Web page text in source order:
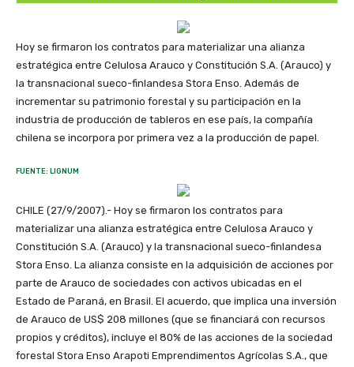
Hoy se firmaron los contratos para materializar una alianza
estratégica entre Celulosa Arauco y Constitución S.A. (Arauco) y
la transnacional sueco-finlandesa Stora Enso. Además de
incrementar su patrimonio forestal y su participación en la
industria de producción de tableros en ese país, la compañía
chilena se incorpora por primera vez a la producción de papel.
FUENTE: LIGNUM
CHILE (27/9/2007).- Hoy se firmaron los contratos para
materializar una alianza estratégica entre Celulosa Arauco y
Constitución S.A. (Arauco) y la transnacional sueco-finlandesa
Stora Enso. La alianza consiste en la adquisición de acciones por
parte de Arauco de sociedades con activos ubicadas en el
Estado de Paraná, en Brasil. El acuerdo, que implica una inversión
de Arauco de US$ 208 millones (que se financiará con recursos
propios y créditos), incluye el 80% de las acciones de la sociedad
forestal Stora Enso Arapoti Emprendimentos Agrícolas S.A., que